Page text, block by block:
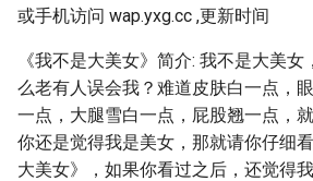
或手机访问 wap.yxg.cc ,更新时间
《我不是大美女》简介: 我不是大美
么老有人误会我？难道皮肤白一点，
一点，大腿雪白一点，屁股翘一点，
你还是觉得我是美女，那就请你仔细
大美女》，如果你看过之后，还觉得